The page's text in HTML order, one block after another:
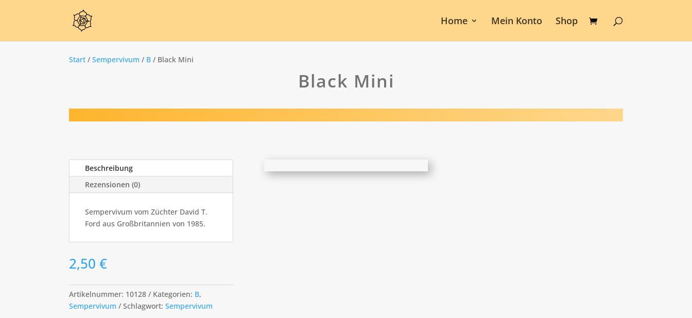
Home Mein Konto Shop
Start /Sempervivum / B / Black Mini
Black Mini
Beschreibung
Rezensionen (0)
Sempervivum vom Züchter David T.
Ford aus Großbritannien von 1985.
2,50€
Artikelnummer: 10128 Kategorien: B,
Sempervivum
Schlagwort:Sempervivum